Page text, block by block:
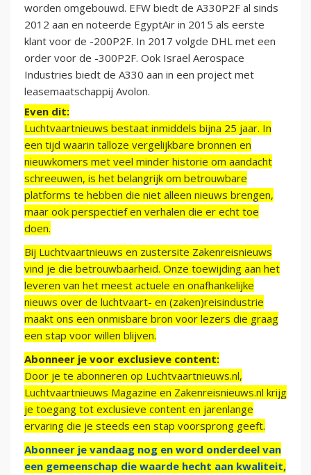
worden omgebouwd. EFW biedt de A330P2F al sinds
2012 aan en noteerde EgyptAir in 2015 als eerste
klant voor de -200P2F. In 2017 volgde DHL met een
order voor de -300P2F. Ook Israel Aerospace
Industries biedt de A330 aan in een project met
leasemaatschappij Avolon.
Even dit:
Luchtvaartnieuws bestaat inmiddels bijna 25 jaar. In
een tijd waarin talloze vergelijkbare bronnen en
nieuwkomers met veel minder historie om aandacht
schreeuwen, is het belangrijk om betrouwbare
platforms te hebben die niet alleen nieuws brengen,
maar ook perspectief en verhalen die er echt toe
doen.
Bij Luchtvaartnieuws en zustersite Zakenreisnieuws
vind je die betrouwbaarheid. Onze toewijding aan het
leveren van het meest actuele en onafhankelijke
nieuws over de luchtvaart- en (zaken)reisindustrie
maakt ons een onmisbare bron voor lezers die graag
een stap voor willen blijven.
Abonneer je voor exclusieve content:
Door je te abonneren op Luchtvaartnieuws.nl,
Luchtvaartnieuws Magazine en Zakenreisnieuws.nl krijg
je toegang tot exclusieve content en jarenlange
ervaring die je steeds een stap voorsprong geeft.
Abonneer je vandaag nog en word onderdeel van
een gemeenschap die waarde hecht aan kwaliteit,